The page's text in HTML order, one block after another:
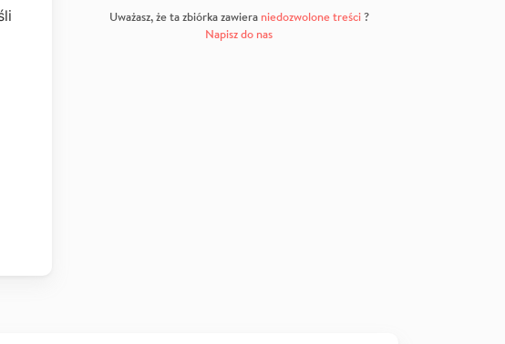
Uważasz, że ta zbiórka zawiera niedozwolone treści?
Napisz do nas